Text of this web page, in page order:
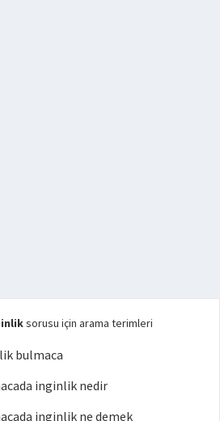
sorusu için arama terimleri
bulmaca
inginlik nedir
inginlik ne demek